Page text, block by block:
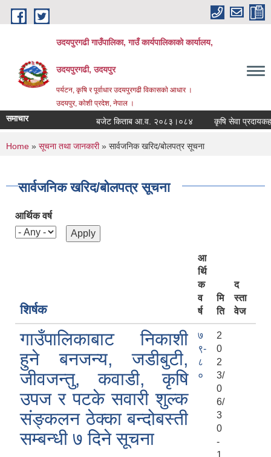
Skip to main content
उदयपुरगढी गाउँपालिका, गाउँ कार्यपालिकाको कार्यालय,
उदयपुरगढी, उदयपुर
पर्यटन, कृषि र पूर्वाधार उदयपुरगढी विकासकाे आधार ।
उदयपुर, काेशी प्रदेश, नेपाल ।
समाचार बजेट किताब आ.व. २०८३।०८४ कृषि सेवा प्रदायकहरुको
You are here
Home » सूचना तथा जानकारी» सार्वजनिक खरिद/बोलपत्र सूचना
सार्वजनिक खरिद/बोलपत्र सूचना
आर्थिक वर्ष
शिर्षक
आ
र्थि
क
व
र्ष
मि
ति
द
स्ता
वेज
गाउँपालिकाबाट निकाशी
हुने बनजन्य, जडीबुटी,
जीवजन्तु, कवाडी, कृषि
उपज र पटके सवारी शुल्क
संङ्कलन ठेक्का बन्दोबस्ती
सम्बन्धी ७ दिने सूचना
७
९-
८
०
2
0
2
3/
0
6/
3
0
-
1